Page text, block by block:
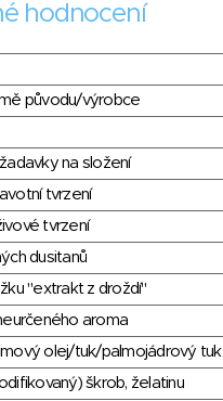
hodnocení
původu/výrobce
na složení
tvrzení
tvrzení
dusitanů
"extrakt z droždí"
aroma
olej/tuk/palmojádrový tuk
škrob, želatinu